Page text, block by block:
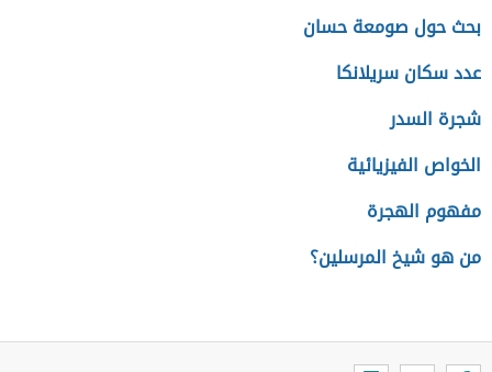
بحث حول صومعة حسان
عدد سكان سريلانكا
شجرة السدر
الخواص الفيزيائية
مفهوم الهجرة
من هو شيخ المرسلين؟